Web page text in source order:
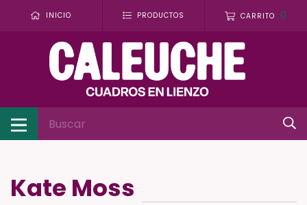
INICIO PRODUCTOS CARRITO 0
Kate Moss